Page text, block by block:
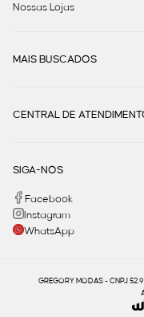
Nossas Lojas
MAIS BUSCADOS
CENTRAL DE
SIGA-NOS
Facebook
Instagram
WhatsApp
GREGORY MODAS - CNPJ